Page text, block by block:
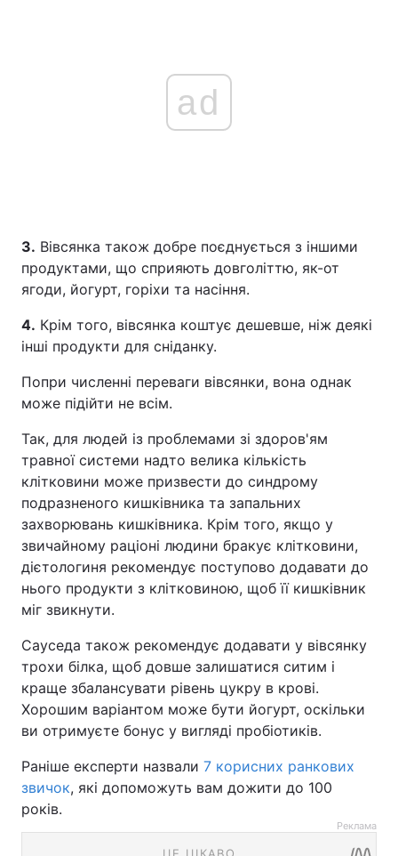
ad
3. Вівсянка також добре поєднується з іншими
продуктами, що сприяють довголіттю, як-от
ягоди, йогурт, горіхи та насіння.
4. Крім того, вівсянка коштує дешевше, ніж деякі
інші продукти для сніданку.
Попри численні переваги вівсянки, вона однак
може підійти не всім.
Так, для людей із проблемами зі здоров'ям
травної системи надто велика кількість
клітковини може призвести до синдрому
подразненого кишківника та запальних
захворювань кишківника. Крім того, якщо у
звичайному раціоні людини бракує клітковини,
дієтологиня рекомендує поступово додавати до
нього продукти з клітковиною, щоб її кишківник
міг звикнути.
Сауседа також рекомендує додавати у вівсянку
трохи білка, щоб довше залишатися ситим і
краще збалансувати рівень цукру в крові.
Хорошим варіантом може бути йогурт, оскільки
ви отримуєте бонус у вигляді пробіотиків.
Раніше експерти назвали 7 корисних ранкових
звичок, які допоможуть вам дожити до 100
років.
Реклама